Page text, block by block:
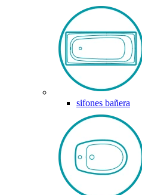
sifones bañera